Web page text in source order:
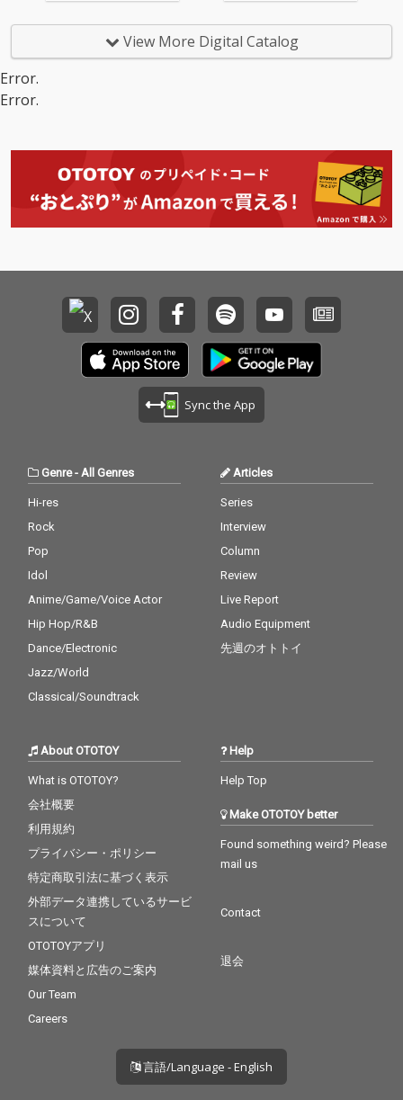
View More Digital Catalog
Error.
Error.
Sync the App
Genre-All Genres
Hi-res
Rock
Pop
Idol
Anime/Game/Voice Actor
Hip Hop/R&B
Dance/Electronic
Jazz/World
Classical/Soundtrack
Articles
Series
Interview
Column
Review
Live Report
Audio Equipment
先週のオトトイ
About OTOTOY
What is OTOTOY?
会社概要
利用規約
プライバシー・ポリシー
特定商取引法に基づく表示
外部データ連携しているサービ
スについて
OTOTOYアプリ
媒体資料と広告のご案内
Our Team
Careers
Help
Help Top
Make OTOTOY better
Found something weird? Please
mail us
Contact
退会
言語/Language - English